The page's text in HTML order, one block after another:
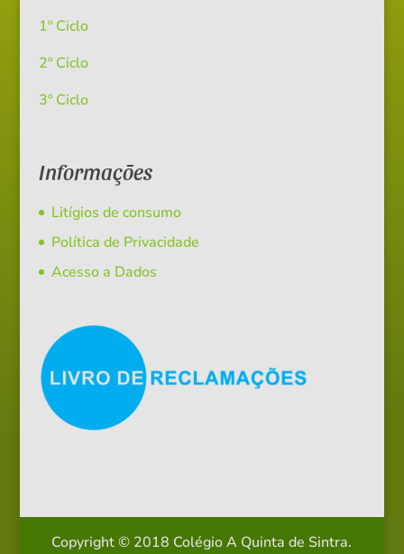
1º Ciclo
2º Ciclo
3º Ciclo
Informações
Litígios de consumo
Política de Privacidade
Acesso a Dados
Copyright © 2018 Colégio A Quinta de Sintra.